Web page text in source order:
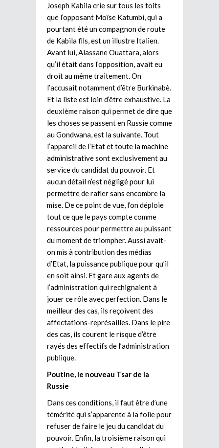
Joseph Kabila crie sur tous les toits
que l’opposant Moïse Katumbi, qui a
pourtant été un compagnon de route
de Kabila fils, est un illustre Italien.
Avant lui, Alassane Ouattara, alors
qu’il était dans l’opposition, avait eu
droit au même traitement. On
l’accusait notamment d’être Burkinabè.
Et la liste est loin d’être exhaustive. La
deuxième raison qui permet de dire que
les choses se passent en Russie comme
au Gondwana, est la suivante. Tout
l’appareil de l’Etat et toute la machine
administrative sont exclusivement au
service du candidat du pouvoir. Et
aucun détail n’est négligé pour lui
permettre de rafler sans encombre la
mise. De ce point de vue, l’on déploie
tout ce que le pays compte comme
ressources pour permettre au puissant
du moment de triompher. Aussi avait-
on mis à contribution des médias
d’Etat, la puissance publique pour qu’il
en soit ainsi. Et gare aux agents de
l’administration qui rechignaient à
jouer ce rôle avec perfection. Dans le
meilleur des cas, ils reçoivent des
affectations-représailles. Dans le pire
des cas, ils courent le risque d’être
rayés des effectifs de l’administration
publique.
Poutine, le nouveau Tsar de la
Russie
Dans ces conditions, il faut être d’une
témérité qui s’apparente à la folie pour
refuser de faire le jeu du candidat du
pouvoir. Enfin, la troisième raison qui